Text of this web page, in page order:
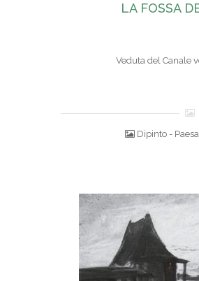
LA FOSSA
Veduta del Canale
Dipinto -